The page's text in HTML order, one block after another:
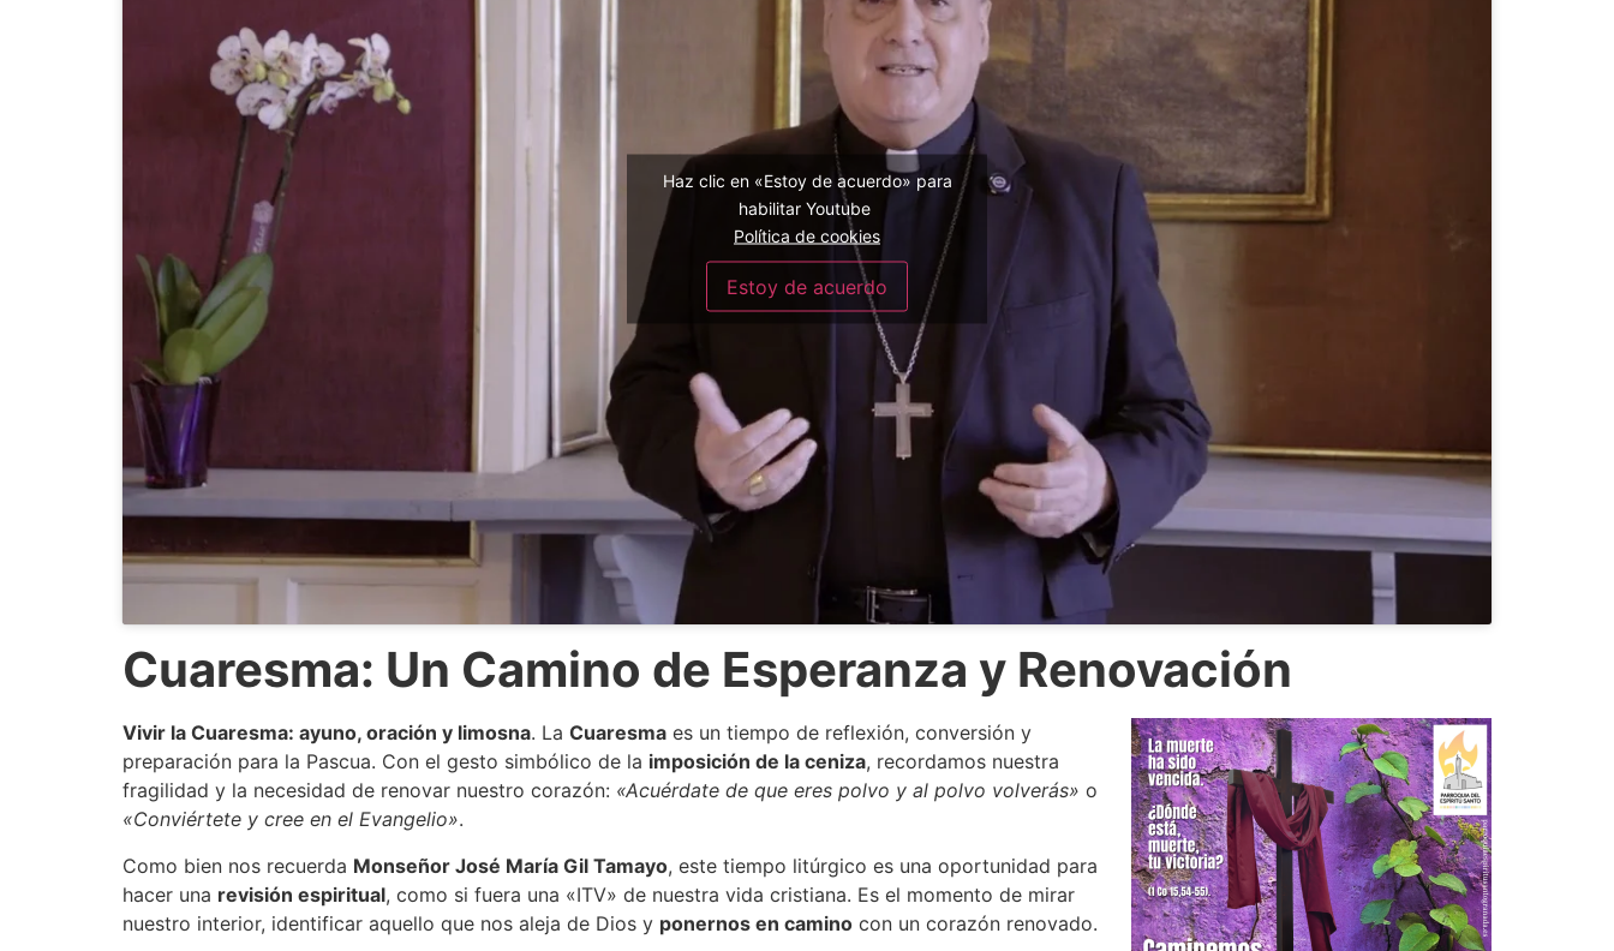
Haz clic en «Estoy de acuerdo» para
habilitar Youtube
Política de cookies
Estoy de acuerdo
Cuaresma: Un Camino de Esperanza y Renovación
Vivir la Cuaresma: ayuno, oración y limosna. La Cuaresma es un tiempo de reflexión, conversión y
preparación para la Pascua. Con el gesto simbólico de la imposición de la ceniza, recordamos nuestra
fragilidad y la necesidad de renovar nuestro corazón: «Acuérdate de que eres polvo y al polvo volverás» o
«Conviértete y cree en el Evangelio».
Como bien nos recuerda Monseñor José María Gil Tamayo, este tiempo litúrgico es una oportunidad para
hacer una revisión espiritual, como si fuera una «ITV» de nuestra vida cristiana. Es el momento de mirar
nuestro interior, identificar aquello que nos aleja de Dios y ponernos en camino con un corazón renovado.